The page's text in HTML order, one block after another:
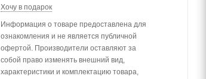
Хочу в подарок
Информация о товаре предоставлена для
ознакомления и не является публичной
офертой. Производители оставляют за
собой право изменять внешний вид,
характеристики и комплектацию товара,